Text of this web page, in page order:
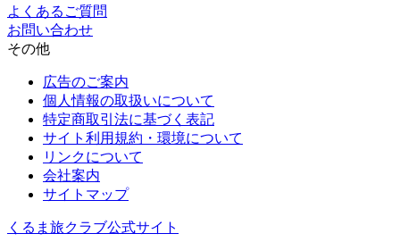
よくあるご質問
お問い合わせ
その他
広告のご案内
個人情報の取扱いについて
特定商取引法に基づく表記
サイト利用規約・環境について
リンクについて
会社案内
サイトマップ
くるま旅クラブ公式サイト